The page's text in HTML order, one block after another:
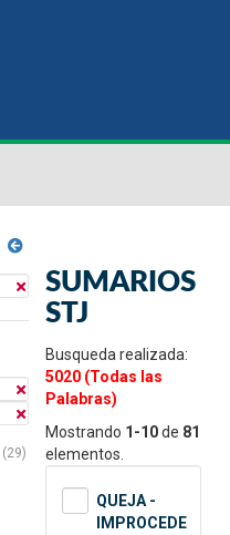
(29)
SUMARIOS
STJ
Busqueda realizada:
5020 (Todas las
Palabras)
Mostrando 1-10de 81
elementos.
QUEJA -
IMPROCEDE